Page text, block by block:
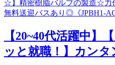
【20~40代活躍中】
ッと就職！】カン